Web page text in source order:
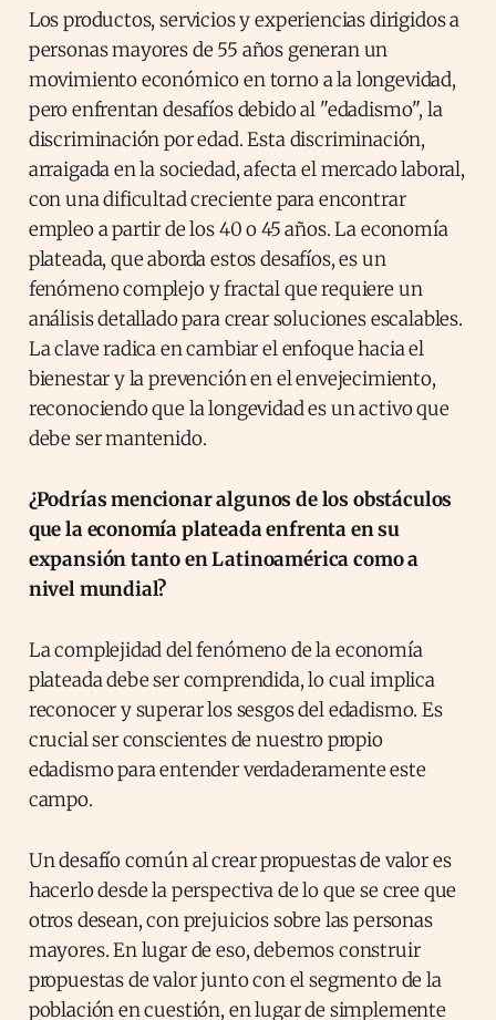
Los productos, servicios y experiencias dirigidos a
personas mayores de 55 años generan un
movimiento económico en torno a la longevidad,
pero enfrentan desafíos debido al "edadismo", la
discriminación por edad. Esta discriminación,
arraigada en la sociedad, afecta el mercado laboral,
con una dificultad creciente para encontrar
empleo a partir de los 40 o 45 años. La economía
plateada, que aborda estos desafíos, es un
fenómeno complejo y fractal que requiere un
análisis detallado para crear soluciones escalables.
La clave radica en cambiar el enfoque hacia el
bienestar y la prevención en el envejecimiento,
reconociendo que la longevidad es un activo que
debe ser mantenido.
¿Podrías mencionar algunos de los obstáculos
que la economía plateada enfrenta en su
expansión tanto en Latinoamérica como a
nivel mundial?
La complejidad del fenómeno de la economía
plateada debe ser comprendida, lo cual implica
reconocer y superar los sesgos del edadismo. Es
crucial ser conscientes de nuestro propio
edadismo para entender verdaderamente este
campo.
Un desafío común al crear propuestas de valor es
hacerlo desde la perspectiva de lo que se cree que
otros desean, con prejuicios sobre las personas
mayores. En lugar de eso, debemos construir
propuestas de valor junto con el segmento de la
población en cuestión, en lugar de simplemente